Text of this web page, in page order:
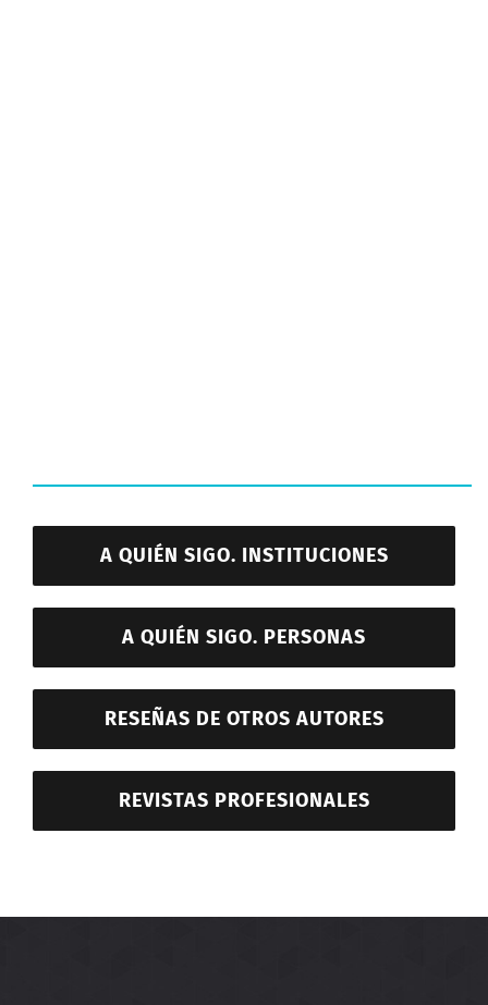
A QUIÉN SIGO. INSTITUCIONES
A QUIÉN SIGO. PERSONAS
RESEÑAS DE OTROS AUTORES
REVISTAS PROFESIONALES